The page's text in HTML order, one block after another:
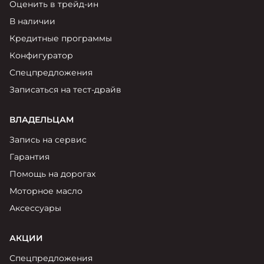
Оценить в трейд-ин
В наличии
Кредитные программы
Конфигуратор
Спецпредложения
Записаться на тест-драйв
ВЛАДЕЛЬЦАМ
Запись на сервис
Гарантия
Помощь на дорогах
Моторное масло
Аксессуары
АКЦИИ
Спецпредложения